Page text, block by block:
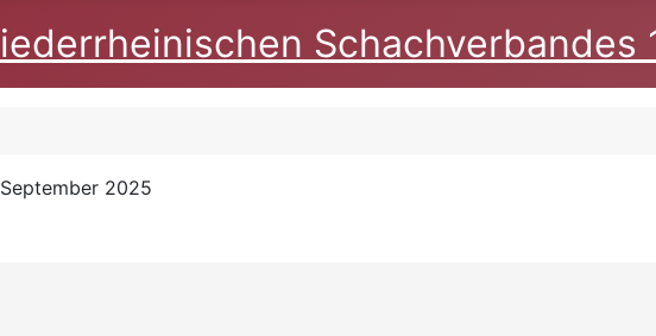
Schachverbandes
2025